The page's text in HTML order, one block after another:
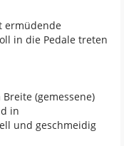
ermüdende
in die Pedale treten
(gemessene)
in
und geschmeidig